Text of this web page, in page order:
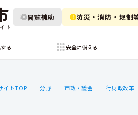
閲覧補助 防災・消防・規制
る 安全に備える
イトTOP 分野 市政・議会 行財政改革